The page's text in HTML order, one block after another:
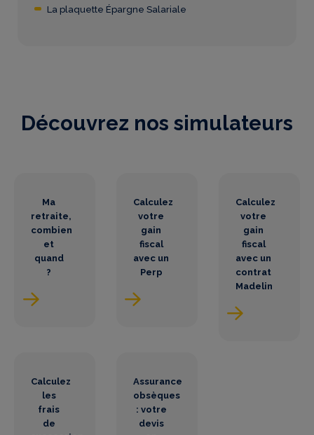
La plaquette Épargne Salariale
Découvrez nos simulateurs
Ma
retraite,
combien
et
quand
?
Calculez
votre
gain
fiscal
avec un
Perp
Calculez
votre
gain
fiscal
avec un
contrat
Madelin
Calculez
les
frais
de
Assurance
obsèques
: votre
devis